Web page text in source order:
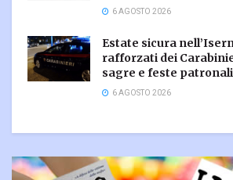
6 AGOSTO 2026
Estate sicura
rafforzati dei
sagre e feste patronali
6 AGOSTO 2026